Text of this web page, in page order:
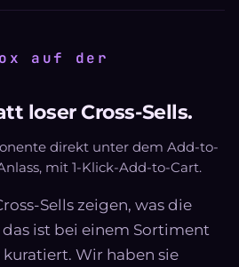
auf der
loser Cross-Sells.
direkt unter dem Add-to-
mit 1-Klick-Add-to-Cart.
Sells zeigen, was die
ist bei einem Sortiment
Wir haben sie